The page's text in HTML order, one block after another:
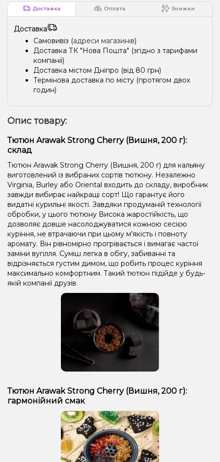
Доставка Оплата Знижки
Доставка
Самовивіз (адреси магазинів)
Доставка ТК "Нова Пошта" (згідно з тарифами
компанії)
Доставка містом Дніпро (від 80 грн)
Термінова доставка по місту (протягом двох
годин)
Опис товару:
Тютюн Arawak Strong Cherry (Вишня, 200 г):
склад
Тютюн Arawak Strong Cherry (Вишня, 200 г) для кальяну
виготовлений із вибраних сортів тютюну. Незалежно
Virginia, Burley або Oriental входить до складу, виробник
завжди вибирає найкращі сорт! Що гарантує його
видатні курильні якості. Завдяки продуманій технології
обробки, у цього тютюну Висока жаростійкість, що
дозволяє довше насолоджуватися кожною сесією
куріння, не втрачаючи при цьому м'якість і повноту
аромату. Він рівномірно прогрівається і вимагає частої
заміни вугілля. Суміш легка в обігу, забиванні та
відрізняється густим димом, що робить процес куріння
максимально комфортним. Такий тютюн підійде у будь-
якій компанії друзів.
Тютюн Arawak Strong Cherry (Вишня, 200 г):
гармонійний смак